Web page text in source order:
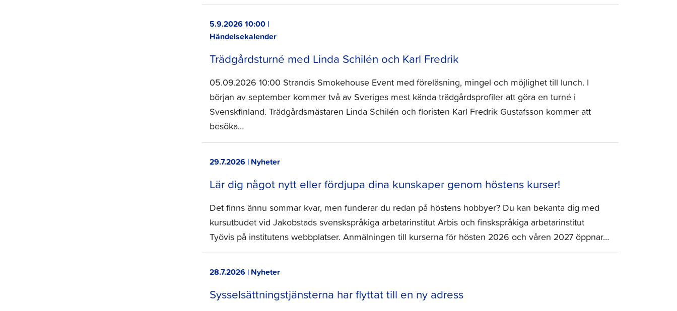
5.9.2026 10:00 |
Händelsekalender
Trädgårdsturné med Linda Schilén och Karl Fredrik
05.09.2026 10:00 Strandis Smokehouse Event med föreläsning, mingel och möjlighet till lunch. I
början av september kommer två av Sveriges mest kända trädgårdsprofiler att göra en turné i
Svenskfinland. Trädgårdsmästaren Linda Schilén och floristen Karl Fredrik Gustafsson kommer att
besöka…
29.7.2026 | Nyheter
Lär dig något nytt eller fördjupa dina kunskaper genom höstens kurser!
Det finns ännu sommar kvar, men funderar du redan på höstens hobbyer? Du kan bekanta dig med
kursutbudet vid Jakobstads svenskspråkiga arbetarinstitut Arbis och finskspråkiga arbetarinstitut
Työvis på institutens webbplatser. Anmälningen till kurserna för hösten 2026 och våren 2027 öppnar…
28.7.2026 | Nyheter
Sysselsättningstjänsterna har flyttat till en ny adress